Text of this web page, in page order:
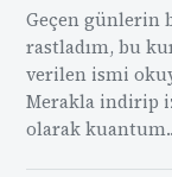
Geçen günlerin
rastladım, bu
verilen ismi
Merakla indirip
olarak